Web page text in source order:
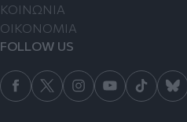
ΚΟΙΝΩΝΙΑ
ΟΙΚΟΝΟΜΙΑ
FOLLOW US